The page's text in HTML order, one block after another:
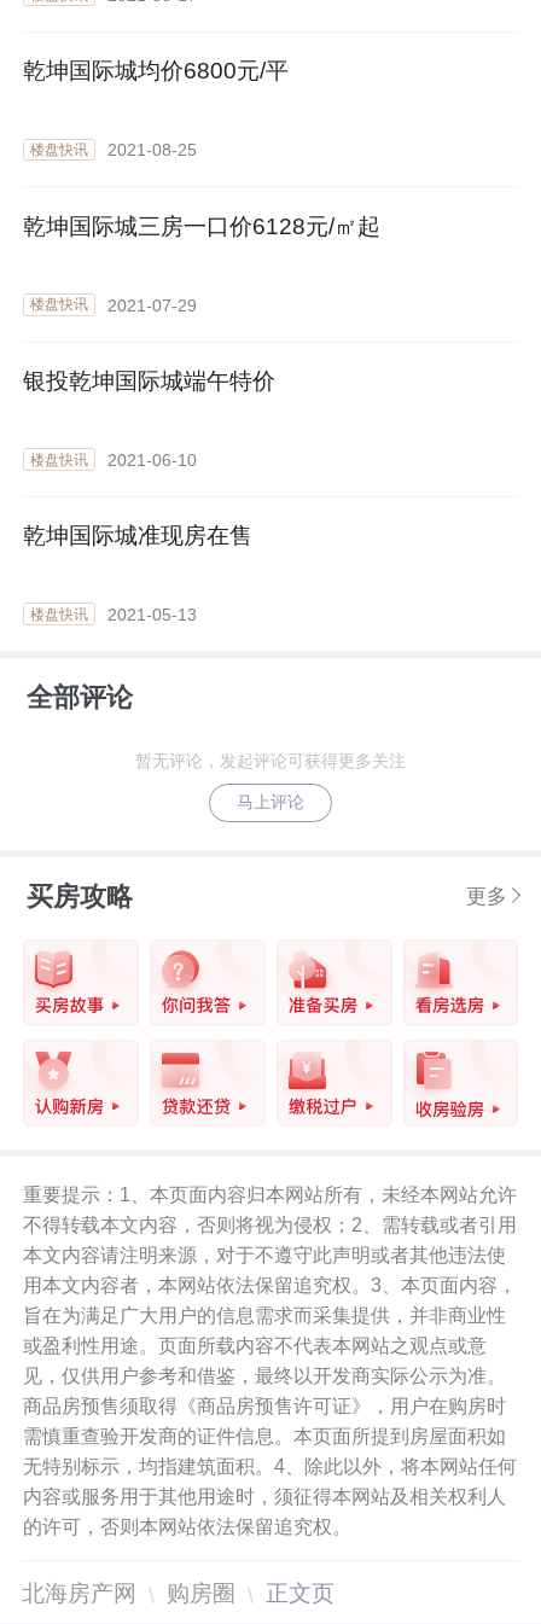
乾坤国际城均价6800元/平
楼盘快讯 2021-08-25
乾坤国际城三房一口价6128元/㎡起
楼盘快讯 2021-07-29
银投乾坤国际城端午特价
楼盘快讯 2021-06-10
乾坤国际城准现房在售
楼盘快讯 2021-05-13
全部评论
暂无评论，发起评论可获得更多关注
马上评论
买房攻略 更多
重要提示：1、本页面内容归本网站所有，未经本网站允许
不得转载本文内容，否则将视为侵权；2、需转载或者引用
本文内容请注明来源，对于不遵守此声明或者其他违法使
用本文内容者，本网站依法保留追究权。3、本页面内容，
旨在为满足广大用户的信息需求而采集提供，并非商业性
或盈利性用途。页面所载内容不代表本网站之观点或意
见，仅供用户参考和借鉴，最终以开发商实际公示为准。
商品房预售须取得《商品房预售许可证》，用户在购房时
需慎重查验开发商的证件信息。本页面所提到房屋面积如
无特别标示，均指建筑面积。4、除此以外，将本网站任何
内容或服务用于其他用途时，须征得本网站及相关权利人
的许可，否则本网站依法保留追究权。
北海房产网 购房圈 正文页